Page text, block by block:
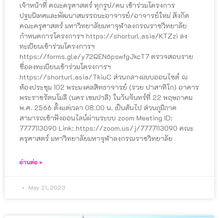
เจ้าหน้าที่ คณะครุศาสตร์ ทุกรูป/คน เข้าร่วมโครงการ
ปฐมนิเทศและพัฒนาสมรรถนะอาจารย์/อาจารย์ใหม่ สังกัด
คณะครุศาสตร์ มหาวิทยาลัยมหาจุฬาลงกรณราชวิทยาลัย
กำหนดการโครงการฯ https://shorturl.asia/KTZzi ลง
ทะเบียนเข้าร่วมโครงการฯ
https://forms.gle/y72QEN6pswfgJkcT7 ตรวจสอบราย
ชื่อลงทะเบียนเข้าร่วมโครงการฯ
https://shorturl.asia/TkiuC ส่วนกลางแบบออนไซต์ ณ
ห้องประชุม 102 พระมงคลสิทธาจารย์ (รวย ปาสาทิโก) อาคาร
พระราชรัตนโมลี (นคร เขมปาลี) ในวันจันทร์ที่ 22 พฤษภาคม
พ.ศ. 2566 ตั้งแต่เวลา 08.00 น. เป็นต้นไป ส่วนภูมิภาค
สามารถเข้าฟังออนไลน์ผ่านระบบ zoom Meeting ID:
7777113090 Link: https://zoom.us/j/7777113090 คณะ
ครุศาสตร์ มหาวิทยาลัยมหาจุฬาลงกรณราชวิทยาลัย
อ่านต่อ »
May 21, 2023